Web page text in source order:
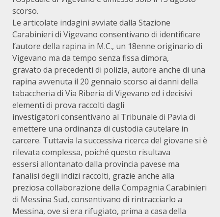
scorso.
Le articolate indagini avviate dalla Stazione
Carabinieri di Vigevano consentivano di identificare
l’autore della rapina in M.C., un 18enne originario di
Vigevano ma da tempo senza fissa dimora,
gravato da precedenti di polizia, autore anche di una
rapina avvenuta il 20 gennaio scorso ai danni della
tabaccheria di Via Riberia di Vigevano ed i decisivi
elementi di prova raccolti dagli
investigatori consentivano al Tribunale di Pavia di
emettere una ordinanza di custodia cautelare in
carcere. Tuttavia la successiva ricerca del giovane si è
rilevata complessa, poiché questo risultava
essersi allontanato dalla provincia pavese ma
l’analisi degli indizi raccolti, grazie anche alla
preziosa collaborazione della Compagnia Carabinieri
di Messina Sud, consentivano di rintracciarlo a
Messina, ove si era rifugiato, prima a casa della